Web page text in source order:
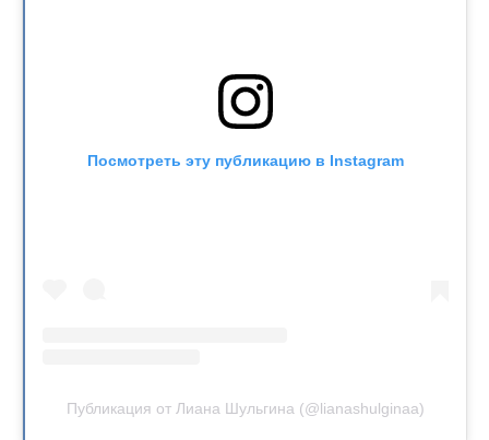
Посмотреть эту публикацию в Instagram
Публикация от Лиана Шульгина (@lianashulginaa)